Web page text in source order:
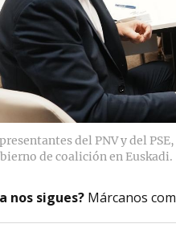
del PNV y del
de coalición en Euskadi.
nos sigues? Márcanos